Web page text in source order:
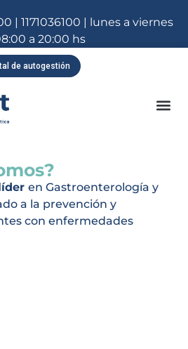
| 1171036100 | lunes a viernes
a 20:00 hs
de autogestión
en Gastroenterología y
a la prevención y
con enfermedades